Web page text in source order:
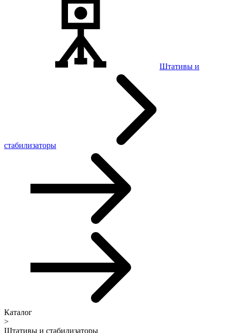
Штативы и
стабилизаторы
Каталог
>
Штативы и стабилизаторы